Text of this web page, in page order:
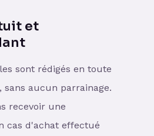
et
sont rédigés en toute
sans aucun parrainage.
recevoir une
cas d'achat effectué